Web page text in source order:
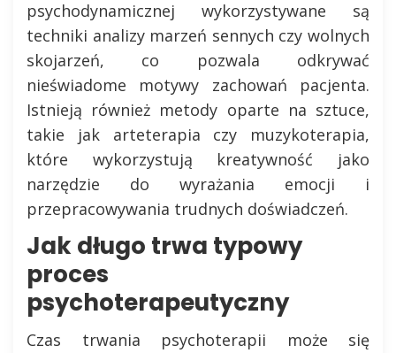
psychodynamicznej wykorzystywane są
techniki analizy marzeń sennych czy wolnych
skojarzeń, co pozwala odkrywać
nieświadome motywy zachowań pacjenta.
Istnieją również metody oparte na sztuce,
takie jak arteterapia czy muzykoterapia,
które wykorzystują kreatywność jako
narzędzie do wyrażania emocji i
przepracowywania trudnych doświadczeń.
Jak długo trwa typowy
proces
psychoterapeutyczny
Czas trwania psychoterapii może się